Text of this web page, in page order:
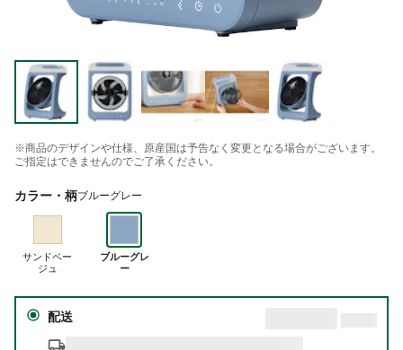
※商品のデザインや仕様、原産国は予告なく変更となる場合がございます。
ご指定はできませんのでご了承ください。
カラー・柄ブルーグレー
サンドベー
ジュ
ブルーグレ
ー
配送